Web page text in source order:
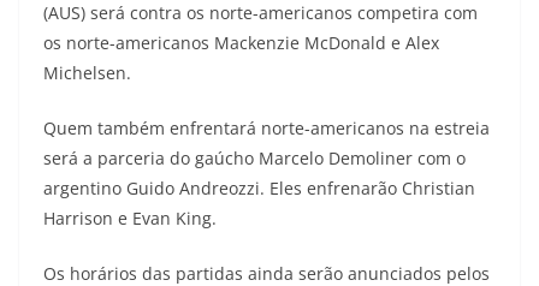
(AUS) será contra os norte-americanos competira com
os norte-americanos Mackenzie McDonald e Alex
Michelsen.
Quem também enfrentará norte-americanos na estreia
será a parceria do gaúcho Marcelo Demoliner com o
argentino Guido Andreozzi. Eles enfrenarão Christian
Harrison e Evan King.
Os horários das partidas ainda serão anunciados pelos